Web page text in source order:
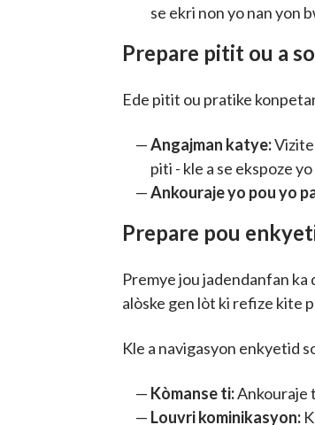
se ekri non yo nan yon
Prepare pitit ou a
Ede pitit ou pratike
Angajman katye:Vizite
piti - kle a se ekspoze
Ankouraje yo pou yo
Prepare pou
Premye jou jadendanfan ka
alòske gen lòt ki refize kite
Kle a navigasyon enkyetid
Kòmanse ti:Ankouraje
Louvri kominikasyon: